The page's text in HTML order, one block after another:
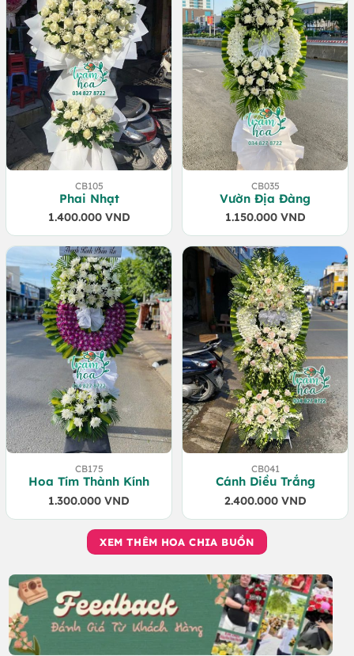
CB105
Phai Nhạt
1.400.000 VND
CB035
Vườn Địa Đàng
1.150.000 VND
CB175
Hoa Tím Thành Kính
1.300.000 VND
CB041
Cánh Diều Trắng
2.400.000 VND
XEM THÊM HOA CHIA BUỒN